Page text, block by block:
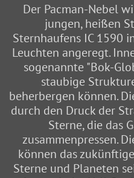
Der Pacman-Nebel
jungen, heißen
Sternhaufens IC 1590
Leuchten angeregt.
sogenannte "Bok-
staubige
beherbergen können.
durch den Druck der
Sterne, die das
zusammenpressen.
können das
Sterne und Planeten